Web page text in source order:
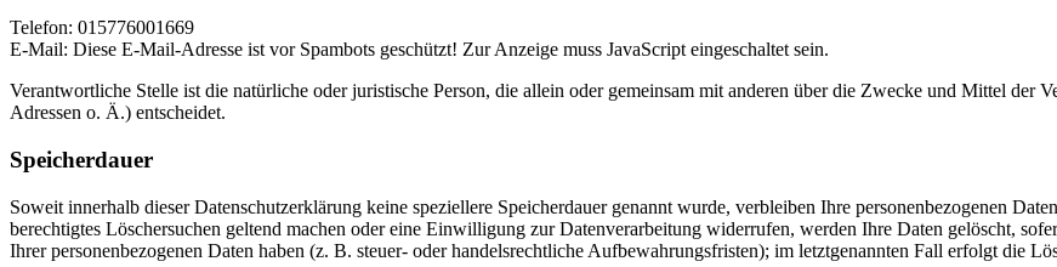
Telefon: 015776001669
E-Mail: Diese E-Mail-Adresse ist vor Spambots geschützt! Zur Anzeige muss JavaScript eingeschaltet sein.
Verantwortliche Stelle ist die natürliche oder juristische Person, die allein oder gemeinsam mit anderen über die Zwecke und Mittel der
Adressen o. Ä.) entscheidet.
Speicherdauer
Soweit innerhalb dieser Datenschutzerklärung keine speziellere Speicherdauer genannt wurde, verbleiben Ihre personenbezogenen
berechtigtes Löschersuchen geltend machen oder eine Einwilligung zur Datenverarbeitung widerrufen, werden Ihre Daten gelöscht,
Ihrer personenbezogenen Daten haben (z. B. steuer- oder handelsrechtliche Aufbewahrungsfristen); im letztgenannten Fall erfolgt die